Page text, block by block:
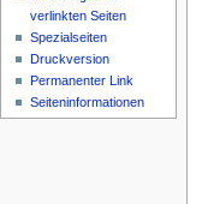
verlinkten Seiten
Spezialseiten
Druckversion
Permanenter Link
Seiteninformationen